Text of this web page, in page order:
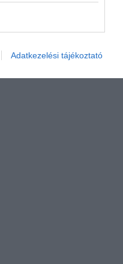
Adatkezelési tájékoztató